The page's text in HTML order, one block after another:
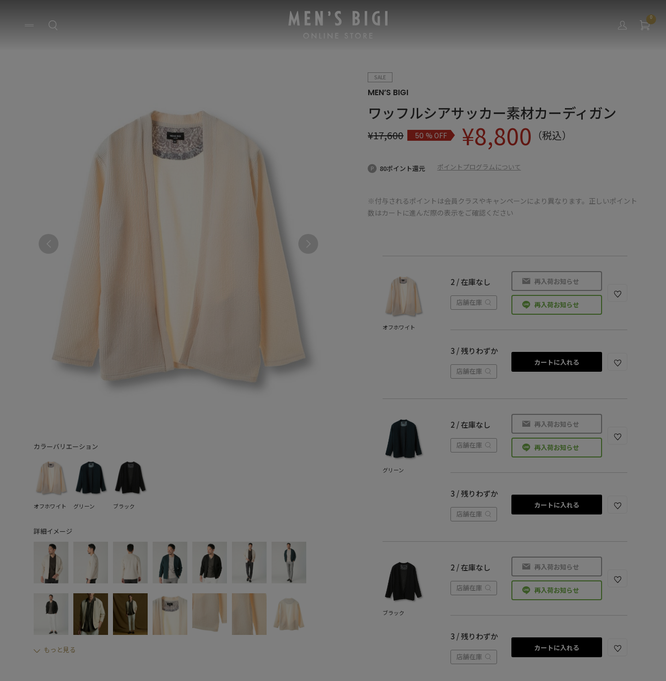
0
カラーバリエーション
オフホワイト グリーン ブラック
詳細イメージ
もっと見る
SALE
MEN’S BIGI
ワッフルシアサッカー素材カーディガン
¥17,600 50% OFF ¥8,800 （税込）
80ポイント還元 ポイントプログラムについて
※付与されるポイントは会員クラスやキャンペーンにより異なります。正しいポイント
数はカートに進んだ際の表示をご確認ください
オフホワイト
2 / 在庫なし
店舗在庫
再入荷お知らせ
再入荷お知らせ
3 / 残りわずか
店舗在庫
カートに入れる
グリーン
2 / 在庫なし
店舗在庫
再入荷お知らせ
再入荷お知らせ
3 / 残りわずか
店舗在庫
カートに入れる
ブラック
2 / 在庫なし
店舗在庫
再入荷お知らせ
再入荷お知らせ
3 / 残りわずか
店舗在庫
カートに入れる